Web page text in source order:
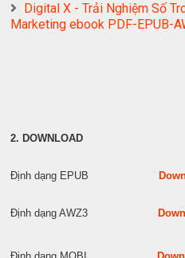
Digital X - Trải Nghiệm Số
Marketing ebook PDF-EPUB-
2. DOWNLOAD
Định dạng EPUB
Định dạng AWZ3